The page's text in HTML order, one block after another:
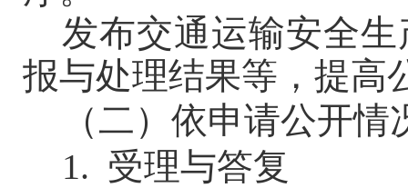
发布交通运输安全
报与处理结果等，提高
（二）依申请公开情
1. 受理与答复